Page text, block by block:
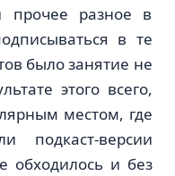
прочее разное в
в те
было занятие не
этого всего,
местом, где
подкаст-версии
обходилось и без